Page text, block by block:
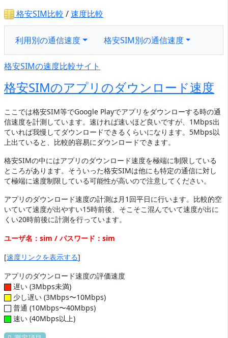
格安SIM比較 /速度比較
利用別の通信速度 格安SIM別の通信速度
格安SIMの速度比較サイト
格安SIMのアプリのダウンロード速度
ここでは格安SIM等でGoogle Playでアプリをダウンローする時の通
信速度を計測しています。速ければ速いほど良いですが、1Mbps出
ていれば我慢してダウンロードできるくらいになります。5Mbps以
上出ていると、比較的容易にダウンロードできます。
格安SIMの中にはアプリのダウンロード速度を極端に制限している
ところがあります。そういった格安SIMは他にも特定の通信に対し
て極端に速度制限している可能性が高いので注意してください。
アプリのダウンロード速度の計測は月1回平日に行います。比較的空
いていて速度が出やすい15時前後、そこそこ混んでいて速度が出に
くい20時前後に計測を行っています。
ユーザ名：sim / パスワード：sim
[速度リンクを表示する]
アプリのダウンロード速度の評価速度
遅い (3Mbps未満)
少し遅い (3Mbps〜10Mbps)
普通 (10Mbps〜40Mbps)
速い (40Mbps以上)